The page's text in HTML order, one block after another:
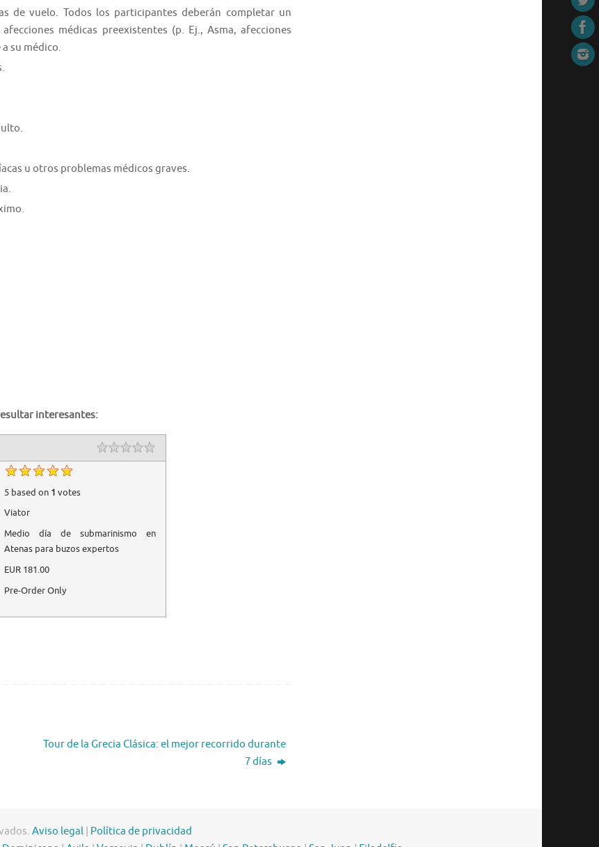
de vuelo. Todos los participantes deberán completar un
médicas preexistentes (p. Ej., Asma, afecciones
su médico.
u otros problemas médicos graves.
interesantes:
5based on 1 votes
Viator
Medio día de submarinismo en
Atenas para buzos expertos
EUR181.00
Pre-Order Only
Tour de la Grecia Clásica: el mejor recorrido durante
7 días
Aviso legal Política de privacidad